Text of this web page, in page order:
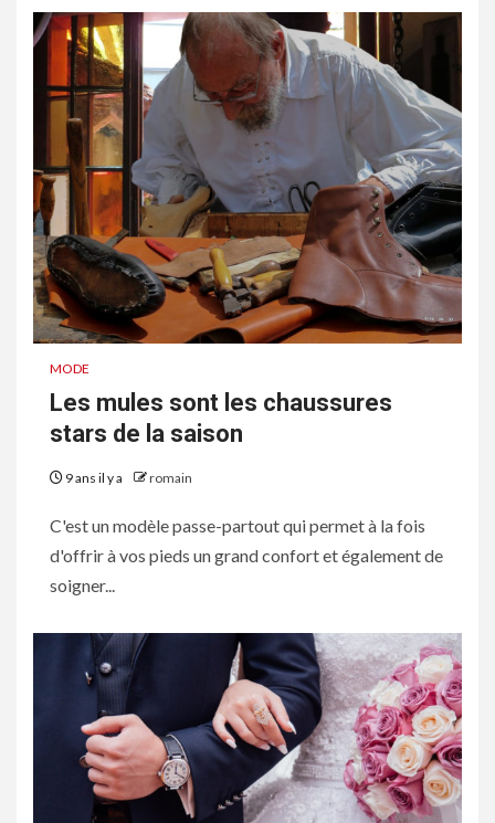
MODE
Les mules sont les chaussures
stars de la saison
9 ans il y a romain
C'est un modèle passe-partout qui permet à la fois
d'offrir à vos pieds un grand confort et également de
soigner...